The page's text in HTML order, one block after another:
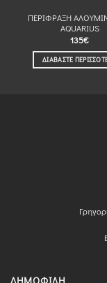
ΠΕΡΙΦΡΑΞΗ
AQUARIUS
135€
ΔΙΑΒΆΣΤΕ